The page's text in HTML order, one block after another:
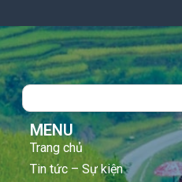
Search
MENU
Trang chủ
Tin tức – Sự kiện